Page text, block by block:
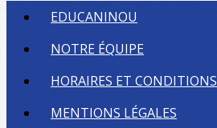
EDUCANINOU
NOTRE ÉQUIPE
HORAIRES ET CONDITIONS
MENTIONS LÉGALES